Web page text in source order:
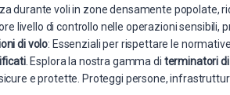
durante voli in zone densamente popolate,
livello di controllo nelle operazioni sensibili,
di volo: Essenziali per rispettare le
. Esplora la nostra gamma di terminatori di
e protette. Proteggi persone,